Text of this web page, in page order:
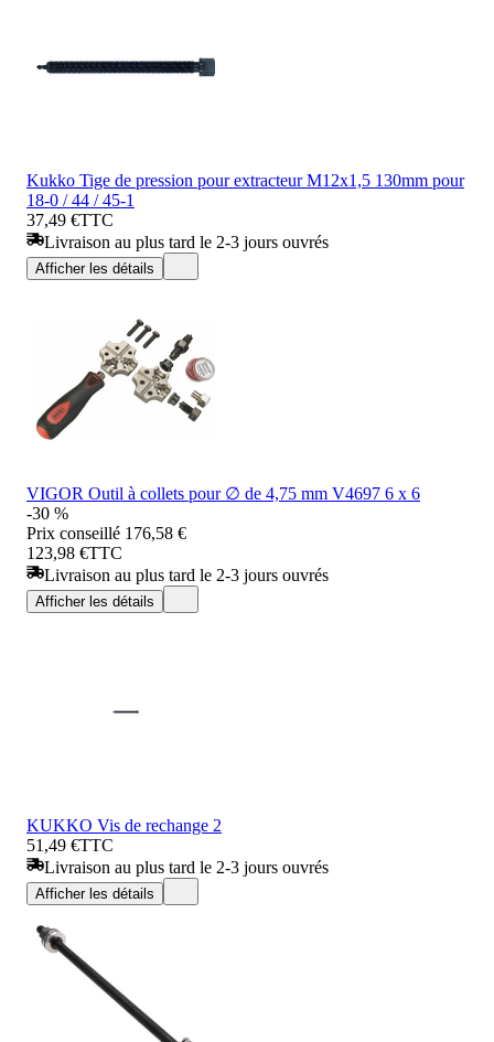
Kukko Tige de pression pour extracteur M12x1,5 130mm pour
18-0 / 44 / 45-1
37,49 €TTC
Livraison au plus tard le 2-3 jours ouvrés
Afficher les détails
VIGOR Outil à collets pour ∅ de 4,75 mm V4697 6 x 6
-30 %
Prix conseillé 176,58 €
123,98 €TTC
Livraison au plus tard le 2-3 jours ouvrés
Afficher les détails
KUKKO Vis de rechange 2
51,49 €TTC
Livraison au plus tard le 2-3 jours ouvrés
Afficher les détails